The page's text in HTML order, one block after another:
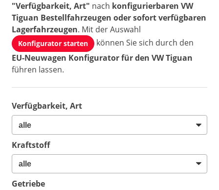
"Verfügbarkeit, Art" nach konfigurierbaren VW
Tiguan Bestellfahrzeugen oder sofort verfügbaren
Lagerfahrzeugen. Mit der Auswahl
Konfigurator starten
können Sie sich durch den
EU-Neuwagen Konfigurator für den VW Tiguan
führen lassen.
Verfügbarkeit, Art
Kraftstoff
Getriebe